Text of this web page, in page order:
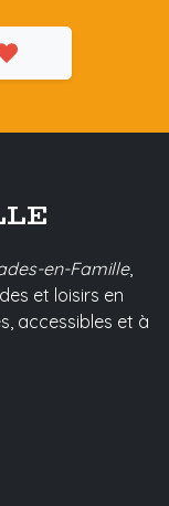
en-Famille,
et loisirs en
accessibles et à